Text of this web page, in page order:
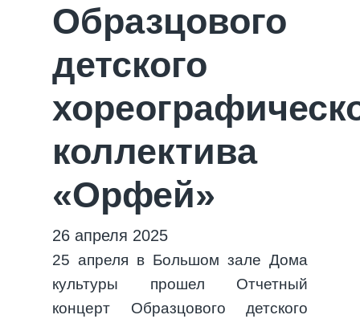
Образцового
детского
коллектива
«Орфей»
26 апреля 2025
25 апреля в Большом зале Дома
культуры прошел Отчетный
концерт Образцового детского